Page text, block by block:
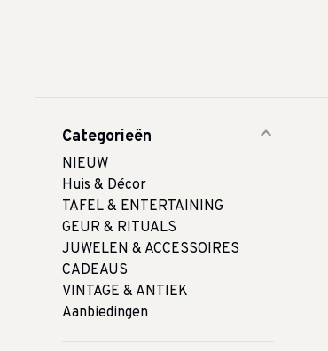
Categorieën
NIEUW
Huis & Décor
TAFEL & ENTERTAINING
GEUR & RITUALS
JUWELEN & ACCESSOIRES
CADEAUS
VINTAGE & ANTIEK
Aanbiedingen